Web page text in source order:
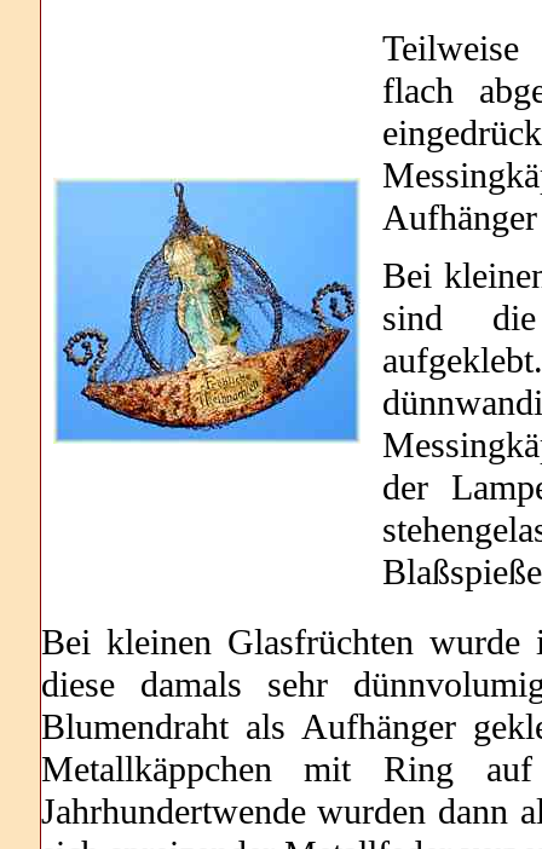
flach
Bei
sind die
der
Bei kleinen Glasfrüchten
diese damals sehr
Blumendraht als Aufhänger
Metallkäppchen mit Ring
Jahrhundertwende wurden dann